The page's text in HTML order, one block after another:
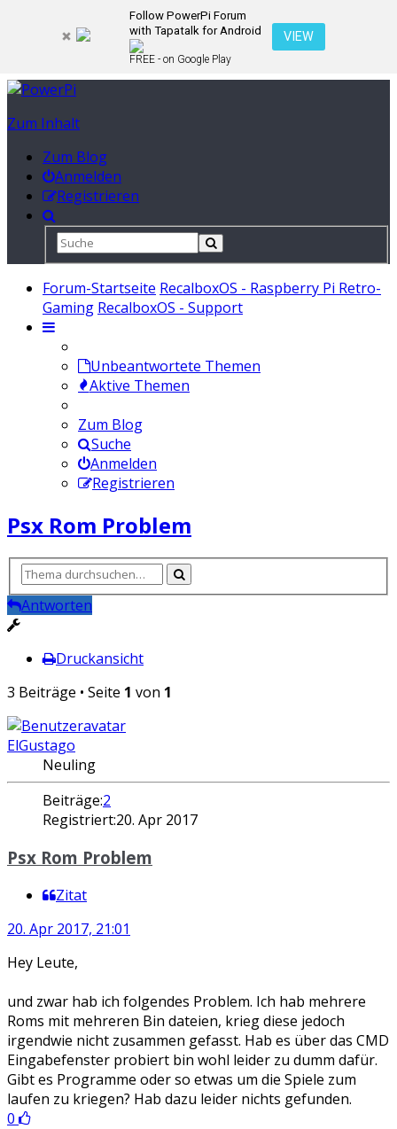
Follow PowerPi Forum
with Tapatalk for Android
FREE - on Google Play
VIEW
Zum Inhalt
Zum Blog
Anmelden
Registrieren
Forum-Startseite RecalboxOS - Raspberry Pi Retro-
Gaming RecalboxOS - Support
Unbeantwortete Themen
Aktive Themen
Zum Blog
Suche
Anmelden
Registrieren
Psx Rom Problem
Antworten
Druckansicht
3 Beiträge • Seite 1 von 1
ElGustago
Neuling
Beiträge:2
Registriert:20. Apr 2017
Psx Rom Problem
Zitat
20. Apr 2017, 21:01
Hey Leute,
und zwar hab ich folgendes Problem. Ich hab mehrere
Roms mit mehreren Bin dateien, krieg diese jedoch
irgendwie nicht zusammen gefasst. Hab es über das CMD
Eingabefenster probiert bin wohl leider zu dumm dafür.
Gibt es Programme oder so etwas um die Spiele zum
laufen zu kriegen? Hab dazu leider nichts gefunden.
0